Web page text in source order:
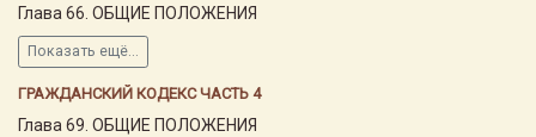
Глава 66. ОБЩИЕ ПОЛОЖЕНИЯ
Показать ещё...
ГРАЖДАНСКИЙ КОДЕКС ЧАСТЬ 4
Глава 69. ОБЩИЕ ПОЛОЖЕНИЯ